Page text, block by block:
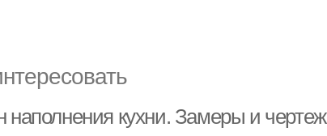
кухни. Замеры и чертеж